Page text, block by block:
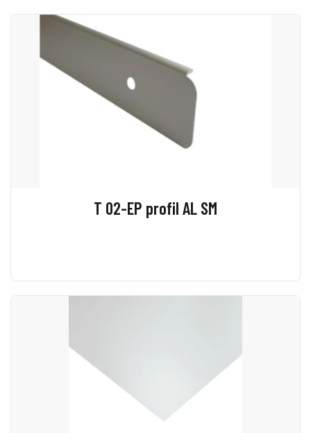
T 02-EP profil AL SM